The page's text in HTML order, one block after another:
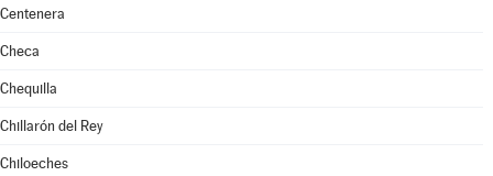
Centenera
Checa
Chequilla
Chillarón del Rey
Chiloeches